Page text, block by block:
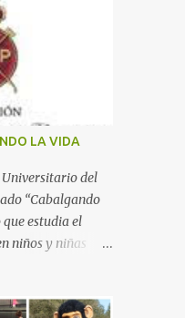
LA VIDA
del
“Cabalgando
estudia el
niños y niñas
la Asociación